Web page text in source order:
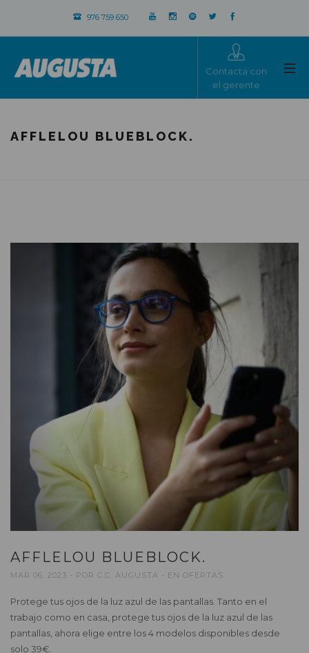
976 759 650
Contacta con
el gerente
AFFLELOU BLUEBLOCK.
AFFLELOU BLUEBLOCK.
MAR 06, 2023 POR C.C. AUGUSTA EN OFERTAS
Protege tus ojos de la luz azul de las pantallas. Tanto en el
trabajo como en casa, protege tus ojos de la luz azul de las
pantallas, ahora elige entre los 4 modelos disponibles desde
solo 39€.